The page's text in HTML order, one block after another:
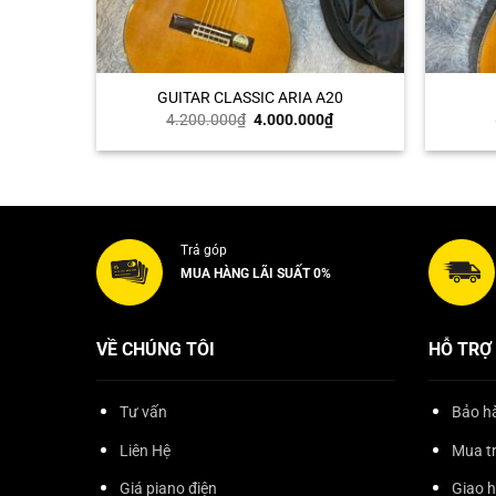
+
GUITAR CLASSIC ARIA A20
4.200.000₫ Giá
là:
4.000.000₫Giá
hiện
tại
Trả góp
MUA HÀNG LÃI SUẤT 0%
VỀ CHÚNG TÔI
Tư vấn
Liên Hệ
Giá piano điện
HỖ
Bảo
Mua
Giao